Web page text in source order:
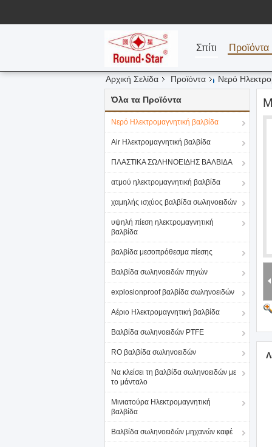
Σπίτι Προϊόντα
Αρχική Σελίδα Προϊόντα Νερό
Όλα τα Προϊόντα
Νερό Ηλεκτρομαγνητική βαλβίδα
Air Ηλεκτρομαγνητική βαλβίδα
ΠΛΑΣΤΙΚΑ ΣΩΛΗΝΟΕΙΔΗΣ ΒΑΛΒΙΔΑ
ατμού ηλεκτρομαγνητική βαλβίδα
χαμηλής ισχύος βαλβίδα σωληνοειδών
υψηλή πίεση ηλεκτρομαγνητική
βαλβίδα
βαλβίδα μεσοπρόθεσμα πίεσης
Βαλβίδα σωληνοειδών πηγών
explosionproof βαλβίδα σωληνοειδών
Αέριο Ηλεκτρομαγνητική βαλβίδα
Βαλβίδα σωληνοειδών PTFE
RO βαλβίδα σωληνοειδών
Να κλείσει τη βαλβίδα σωληνοειδών με
το μάνταλο
Μινιατούρα Ηλεκτρομαγνητική
βαλβίδα
Βαλβίδα σωληνοειδών μηχανών καφέ